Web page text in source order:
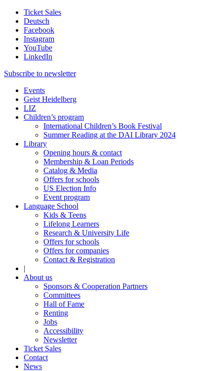
Ticket Sales
Deutsch
Facebook
Instagram
YouTube
LinkedIn
Subscribe to newsletter
Events
Geist Heidelberg
LIZ
Children’s program
International Children’s Book Festival
Summer Reading at the DAI Library 2024
Library
Opening hours & contact
Membership & Loan Periods
Catalog & Media
Offers for schools
US Election Info
Event program
Language School
Kids & Teens
Lifelong Learners
Research & University Life
Offers for schools
Offers for companies
Contact & Registration
|
About us
Sponsors & Cooperation Partners
Committees
Hall of Fame
Renting
Jobs
Accessibility
Newsletter
Ticket Sales
Contact
News